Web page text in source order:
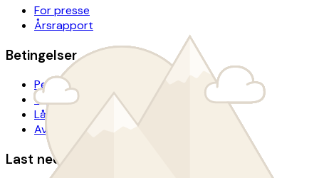
For presse
Årsrapport
Betingelser
Personvern
Tilgjengelighetserklæring
Lånevilkår
Avtalevilkår donasjon
Last ned BUA-appen